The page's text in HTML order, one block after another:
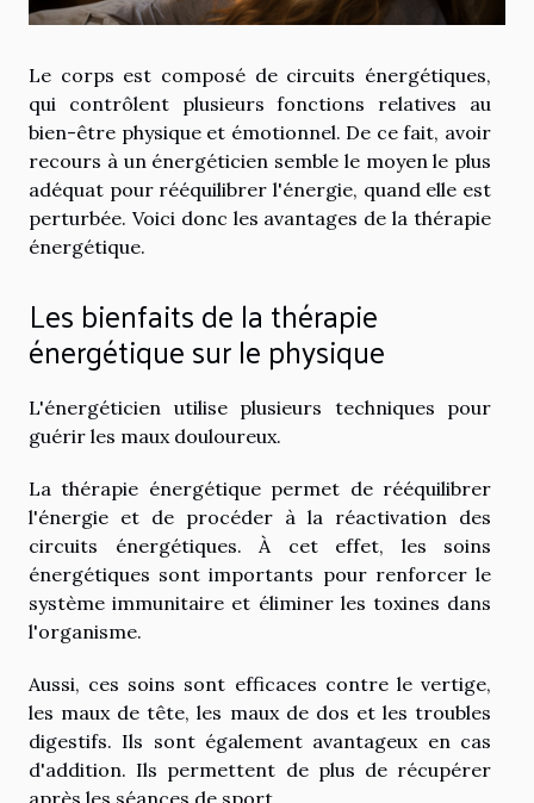
Le corps est composé de circuits énergétiques,
qui contrôlent plusieurs fonctions relatives au
bien-être physique et émotionnel. De ce fait, avoir
recours à un énergéticien semble le moyen le plus
adéquat pour rééquilibrer l'énergie, quand elle est
perturbée. Voici donc les avantages de la thérapie
énergétique.
Les bienfaits de la thérapie
énergétique sur le physique
L'énergéticien utilise plusieurs techniques pour
guérir les maux douloureux.
La thérapie énergétique permet de rééquilibrer
l'énergie et de procéder à la réactivation des
circuits énergétiques. À cet effet, les soins
énergétiques sont importants pour renforcer le
système immunitaire et éliminer les toxines dans
l'organisme.
Aussi, ces soins sont efficaces contre le vertige,
les maux de tête, les maux de dos et les troubles
digestifs. Ils sont également avantageux en cas
d'addition. Ils permettent de plus de récupérer